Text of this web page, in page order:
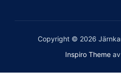
Copyright © 2026
Inspiro Theme av